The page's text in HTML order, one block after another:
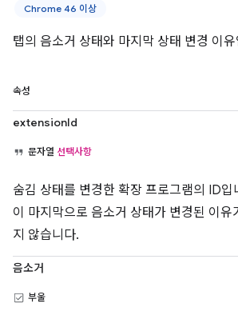
Chrome 46 이상
탭의 음소거 상태와 마지막 상태 변경 이
속성
extensionId
문자열 선택사항
숨김 상태를 변경한 확장 프로그램의 ID입
이 마지막으로 음소거 상태가 변경된 이유
지 않습니다.
음소거
부울